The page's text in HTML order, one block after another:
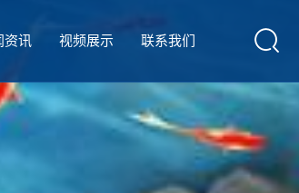
资讯 视频展示 联系我们